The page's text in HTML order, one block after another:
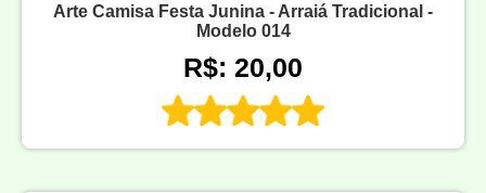
Arte Camisa Festa Junina - Arraiá Tradicional -
Modelo 014
R$: 20,00